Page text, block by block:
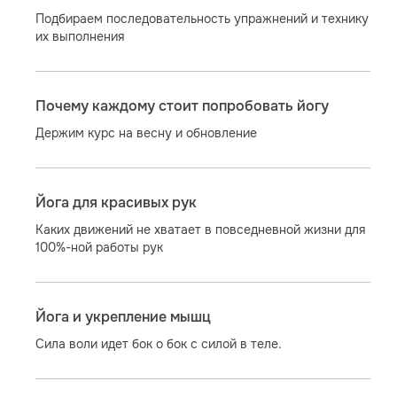
Подбираем последовательность упражнений и технику
их выполнения
Почему каждому стоит попробовать йогу
Держим курс на весну и обновление
Йога для красивых рук
Каких движений не хватает в повседневной жизни для
100%-ной работы рук
Йога и укрепление мышц
Сила воли идет бок о бок с силой в теле.